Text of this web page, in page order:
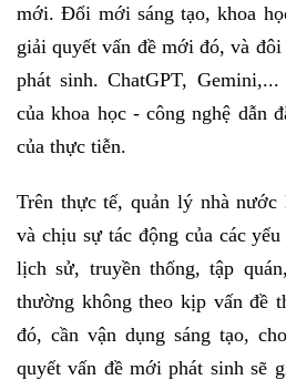
mới. Đổi mới sáng tạo, khoa
giải quyết vấn đề mới đó, và
phát sinh. ChatGPT,
của khoa học - công nghệ dẫn
của thực tiễn.
Trên thực tế, quản lý nhà
và chịu sự tác động của các
lịch sử, truyền thống, tập
thường không theo kịp vấn đề
đó, cần vận dụng sáng tạo,
quyết vấn đề mới phát sinh sẽ